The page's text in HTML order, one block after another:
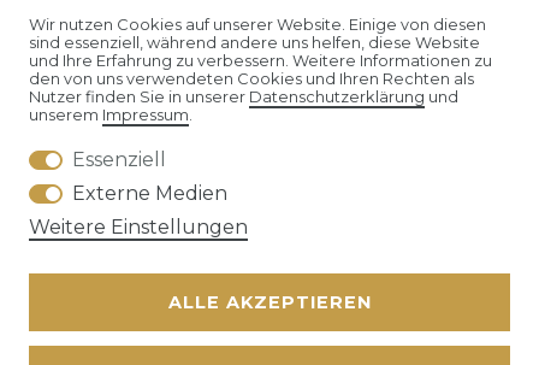
Impressum Daten­schutz­erklärung
AGB
Wir nutzen Cookies auf unserer Website. Einige von diesen
sind essenziell, während andere uns helfen, diese Website
und Ihre Erfahrung zu verbessern. Weitere Informationen zu
den von uns verwendeten Cookies und Ihren Rechten als
Nutzer finden Sie in unserer Daten­schutz­erklärung und
unserem Impressum.
Essenziell
Externe Medien
Weitere Einstellungen
ALLE AKZEPTIEREN